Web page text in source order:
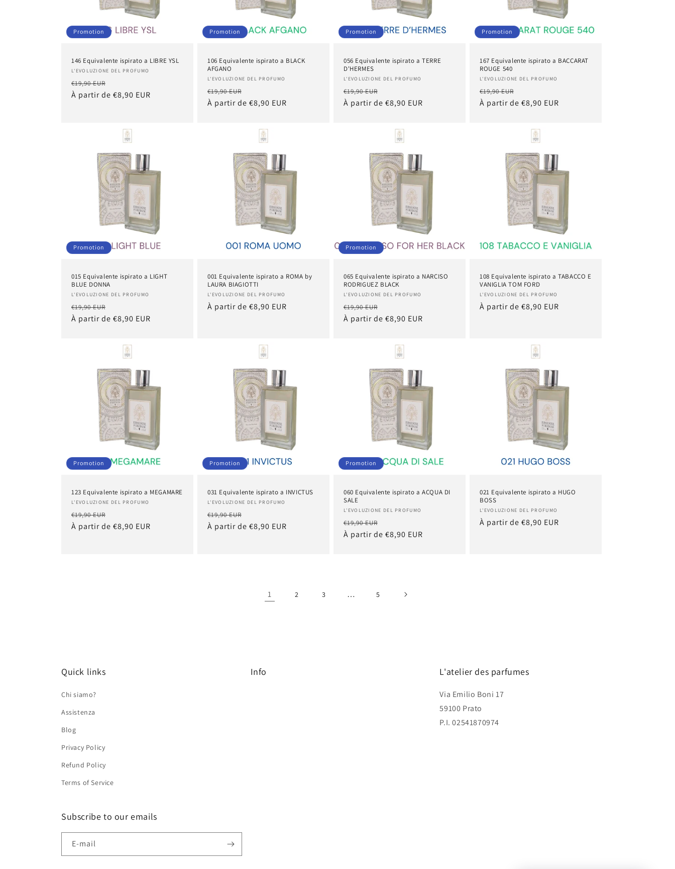
Promotion
146 Equivalente ispirato a LIBRE YSL
Fournisseur :
L'EVOLUZIONE DEL PROFUMO
Prix
habituel
€19,90 EUR
promotionnel
À partir de €8,90 EUR
Promotion
106 Equivalente ispirato a BLACK
AFGANO
Fournisseur :
L'EVOLUZIONE DEL PROFUMO
Prix
habituel
€19,90 EUR
promotionnel
À partir de €8,90 EUR
Promotion
056 Equivalente ispirato a TERRE
D'HERMES
Fournisseur :
L'EVOLUZIONE DEL PROFUMO
Prix
habituel
€19,90 EUR
promotionnel
À partir de €8,90 EUR
Promotion
167 Equivalente ispirato a BACCARAT
ROUGE 540
Fournisseur :
L'EVOLUZIONE DEL PROFUMO
Prix
habituel
€19,90 EUR
promotionnel
À partir de €8,90 EUR
Promotion
015 Equivalente ispirato a LIGHT
BLUE DONNA
Fournisseur :
L'EVOLUZIONE DEL PROFUMO
Prix
habituel
€19,90 EUR
promotionnel
À partir de €8,90 EUR
001 Equivalente ispirato a ROMA by
LAURA BIAGIOTTI
Fournisseur :
L'EVOLUZIONE DEL PROFUMO
Prix
À partir de €8,90 EUR
Promotion
065 Equivalente ispirato a NARCISO
RODRIGUEZ BLACK
Fournisseur :
L'EVOLUZIONE DEL PROFUMO
Prix
habituel
€19,90 EUR
promotionnel
À partir de €8,90 EUR
108 Equivalente ispirato a TABACCO E
VANIGLIA TOM FORD
Fournisseur :
L'EVOLUZIONE DEL PROFUMO
Prix
À partir de €8,90 EUR
Promotion
123 Equivalente ispirato a MEGAMARE
Fournisseur :
L'EVOLUZIONE DEL PROFUMO
Prix
habituel
€19,90 EUR
promotionnel
À partir de €8,90 EUR
Promotion
031 Equivalente ispirato a INVICTUS
Fournisseur :
L'EVOLUZIONE DEL PROFUMO
Prix
habituel
€19,90 EUR
promotionnel
À partir de €8,90 EUR
Promotion
060 Equivalente ispirato a ACQUA DI
SALE
Fournisseur :
L'EVOLUZIONE DEL PROFUMO
Prix
habituel
€19,90 EUR
promotionnel
À partir de €8,90 EUR
021 Equivalente ispirato a HUGO
BOSS
Fournisseur :
L'EVOLUZIONE DEL PROFUMO
Prix
À partir de €8,90 EUR
1 2 3 … 5
Quick links
Chi siamo?
Assistenza
Blog
Privacy Policy
Refund Policy
Terms of Service
Info L'atelier des parfumes
Via Emilio Boni 17
59100 Prato
P.I. 02541870974
Subscribe to our emails
E-mail